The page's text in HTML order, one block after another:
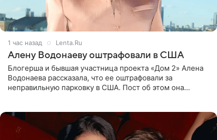
1 час назад Lenta.Ru
Алену Водонаеву оштрафовали в США
Блогерша и бывшая участница проекта «Дом 2» Алена
Водонаева рассказала, что ее оштрафовали за
неправильную парковку в США. Пост об этом она